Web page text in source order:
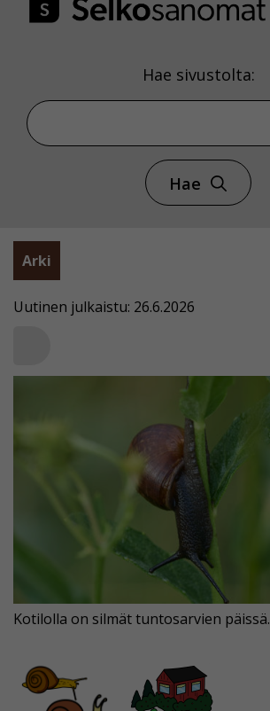
Hae sivustolta:
Hae
Arki
Uutinen julkaistu: 26.6.2026
Kotilolla on silmät tuntosarvien päissä.